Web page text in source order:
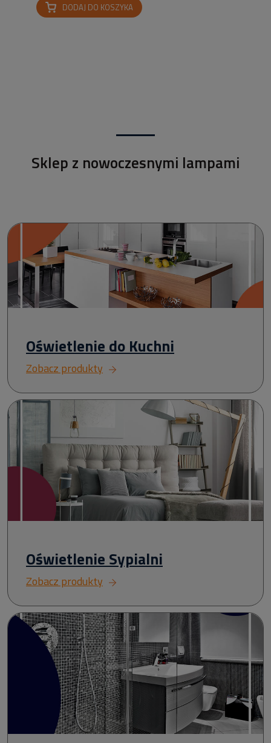
DODAJ DO KOSZYKA
Sklep z nowoczesnymi lampami
Oświetlenie do Kuchni
Zobacz produkty
Oświetlenie Sypialni
Zobacz produkty